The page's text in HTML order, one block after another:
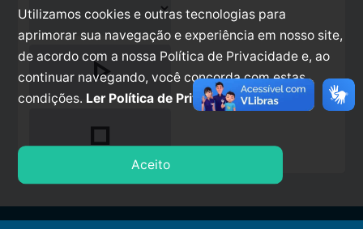
play_arrow
stop
Utilizamos cookies e outras tecnologias para
aprimorar sua navegação e experiência em nosso site,
de acordo com a nossa Política de Privacidade e, ao
continuar navegando, você concorda com estas
condições. Ler Política de Privacidade.
Aceito